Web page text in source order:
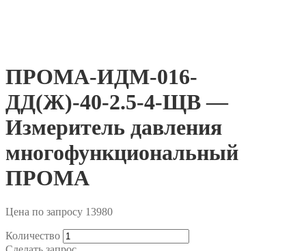
ПРОМА-ИДМ-016-
ДД(Ж)-40-2.5-4-ЩВ —
Измеритель давления
многофункциональный
ПРОМА
Цена по запросу 13980
Количество